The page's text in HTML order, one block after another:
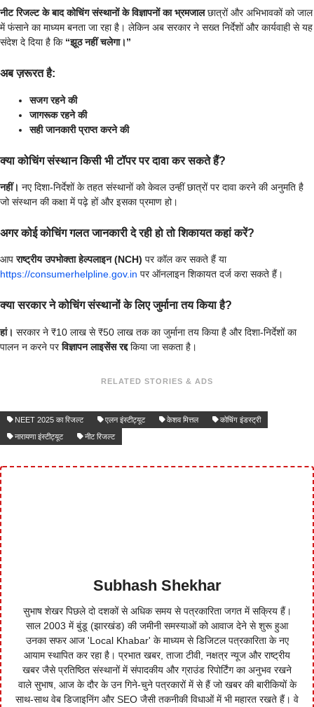
नीट रिजल्ट के बाद कोचिंग संस्थानों के विज्ञापनों का भ्रमजालछात्रों और अभिभावकों को जाल
में फंसाने का माध्यम बनता जा रहा है। लेकिन अब सरकार ने सख्त निर्देशों और कार्यवाही से यह
संदेश दे दिया है कि “झूठ नहीं चलेगा।”
अब ज़रूरत है:
सजग रहने की
जागरूक रहने की
सही जानकारी प्राप्त करने की
क्या कोचिंग संस्थान किसी भी टॉपर पर दावा कर सकते हैं?
नहीं। नए दिशा-निर्देशों के तहत संस्थानों को केवल उन्हीं छात्रों पर दावा करने की अनुमति है
जो संस्थान की कक्षा में पढ़े हों और इसका प्रमाण हो।
अगर कोई कोचिंग गलत जानकारी दे रही हो तो शिकायत कहां करें?
आपराष्ट्रीय उपभोक्ता हेल्पलाइन (NCH) पर कॉल कर सकते हैं या
https://consumerhelpline.gov.in पर ऑनलाइन शिकायत दर्ज करा सकते हैं।
क्या सरकार ने कोचिंग संस्थानों के लिए जुर्माना तय किया है?
हां। सरकार ने ₹10 लाख से ₹50 लाख तक का जुर्माना तय किया है और दिशा-निर्देशों का
पालन न करने परविज्ञापन लाइसेंस रद्दकिया जा सकता है।
RELATED STORIES & ADS
NEET 2025 का रिजल्ट एलन इंस्टीट्यूट केशव मित्तल
कोचिंग इंडस्ट्री
नारायणा इंस्टीट्यूट
नीट रिजल्ट
Subhash Shekhar
सुभाष शेखर पिछले दो दशकों से अधिक समय से पत्रकारिता जगत में सक्रिय हैं।
साल 2003 में बुंडू (झारखंड) की जमीनी समस्याओं को आवाज देने से शुरू हुआ
उनका सफर आज 'Local Khabar' के माध्यम से डिजिटल पत्रकारिता के नए
आयाम स्थापित कर रहा है। प्रभात खबर, ताजा टीवी, नक्षत्र न्यूज और राष्ट्रीय
खबर जैसे प्रतिष्ठित संस्थानों में संपादकीय और ग्राउंड रिपोर्टिंग का अनुभव रखने
वाले सुभाष, आज के दौर के उन गिने-चुने पत्रकारों में से हैं जो खबर की बारीकियों के
साथ-साथ वेब डिजाइनिंग और SEO जैसी तकनीकी विधाओं में भी महारत रखते हैं। वे